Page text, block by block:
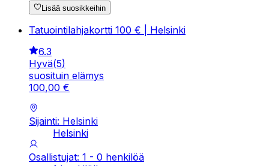
Lisää suosikkeihin
Tatuointilahjakortti 100 € | Helsinki
6.3
Hyvä(5)
suosituin elämys
100,00 €
Sijainti: Helsinki
Helsinki
Osallistujat: 1 - 0 henkilöä